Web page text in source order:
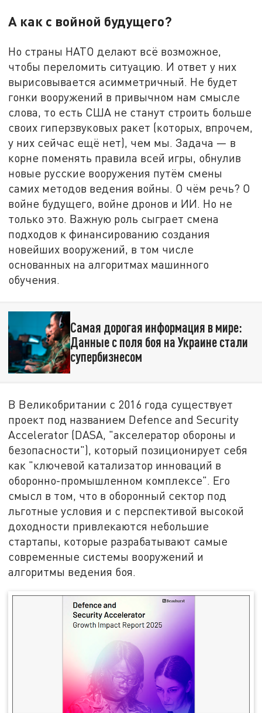
А как с войной будущего?
Но страны НАТО делают всё возможное,
чтобы переломить ситуацию. И ответ у них
вырисовывается асимметричный. Не будет
гонки вооружений в привычном нам смысле
слова, то есть США не станут строить больше
своих гиперзвуковых ракет (которых, впрочем,
у них сейчас ещё нет), чем мы. Задача — в
корне поменять правила всей игры, обнулив
новые русские вооружения путём смены
самих методов ведения войны. О чём речь? О
войне будущего, войне дронов и ИИ. Но не
только это. Важную роль сыграет смена
подходов к финансированию создания
новейших вооружений, в том числе
основанных на алгоритмах машинного
обучения.
Самая дорогая информация в мире:
Данные с поля боя на Украине стали
супербизнесом
В Великобритании с 2016 года существует
проект под названием Defence and Security
Accelerator (DASA, "акселератор обороны и
безопасности"), который позиционирует себя
как "ключевой катализатор инноваций в
оборонно-промышленном комплексе". Его
смысл в том, что в оборонный сектор под
льготные условия и с перспективой высокой
доходности привлекаются небольшие
стартапы, которые разрабатывают самые
современные системы вооружений и
алгоритмы ведения боя.